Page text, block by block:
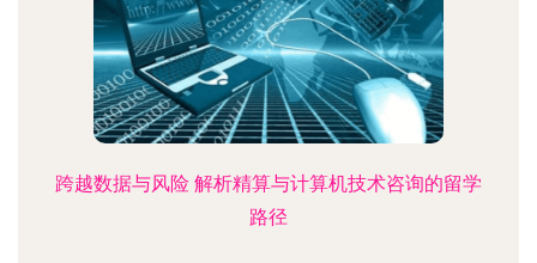
跨越数据与风险 解析精算与计算机技术咨询的留学
路径